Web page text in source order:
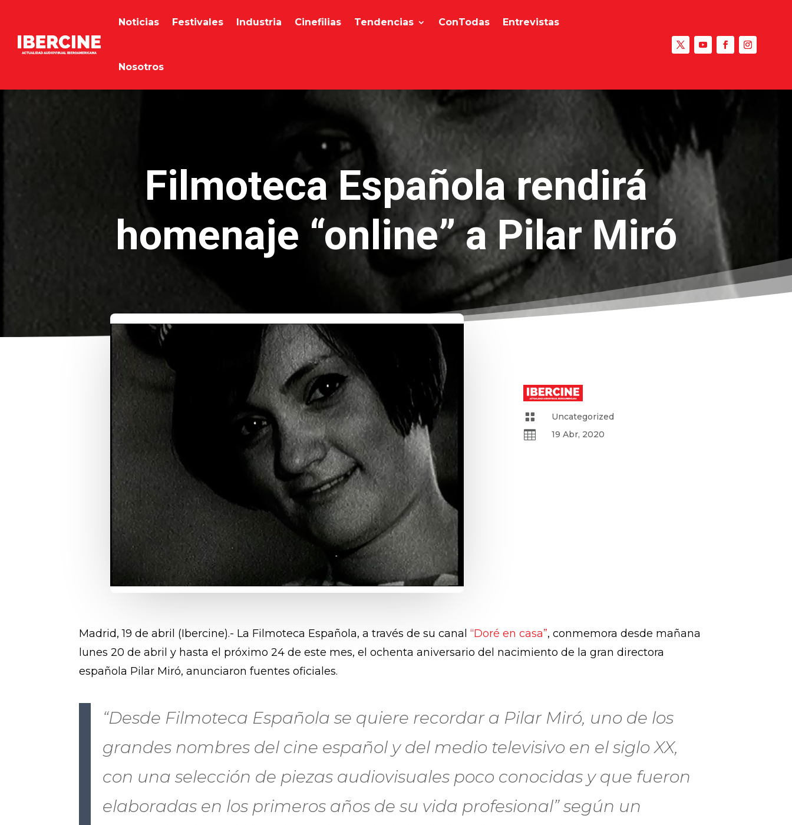
Noticias Festivales Industria Cinefilias Tendencias ConTodas Entrevistas
Nosotros
Filmoteca Española rendirá
homenaje “online” a Pilar Miró
 Uncategorized
 19 Abr, 2020
Madrid, 19 de abril (Ibercine).- La Filmoteca Española, a través de su canal“Doré en casa”, conmemora desde mañana
lunes 20 de abril y hasta el próximo 24 de este mes, el ochenta aniversario del nacimiento de la gran directora
española Pilar Miró, anunciaron fuentes oficiales.
“Desde Filmoteca Española se quiere recordar a Pilar Miró, uno de los
grandes nombres del cine español y del medio televisivo en el siglo XX,
con una selección de piezas audiovisuales poco conocidas y que fueron
elaboradas en los primeros años de su vida profesional” según un